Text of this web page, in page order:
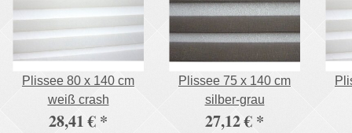
Plissee 80 x 140 cm
weiß crash
28,41 € *
Plissee 75 x 140 cm
silber-grau
27,12 € *